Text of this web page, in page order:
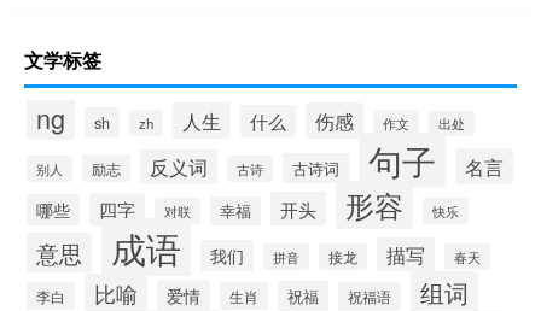
文学标签
ng sh zh 人生 什么 伤感 作文 出处
别人 励志 反义词 古诗 古诗词 句子 名言
哪些 四字 对联 幸福 开头 形容 快乐
意思 成语 我们 拼音 接龙 描写 春天
李白 比喻 爱情 生肖 祝福 祝福语 组词